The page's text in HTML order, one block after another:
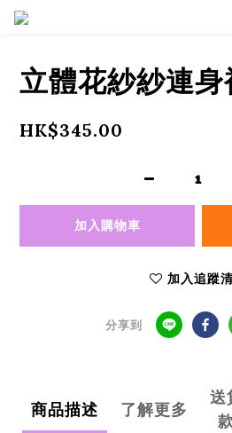
立體花紗紗連身
HK$345.00
加入購物車
加入追蹤
分享到
商品描述 了解更多
送